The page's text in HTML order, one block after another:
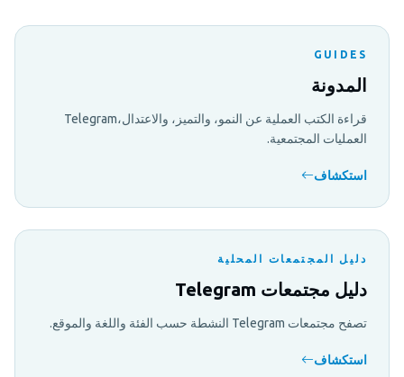
GUIDES
المدونة
قراءة الكتب العملية عن النمو، والتميز، والاعتدال،Telegram
العمليات المجتمعية.
استكشاف
دليل المجتمعات المحلية
دليل مجتمعات Telegram
تصفح مجتمعات Telegram النشطة حسب الفئة واللغة والموقع.
استكشاف